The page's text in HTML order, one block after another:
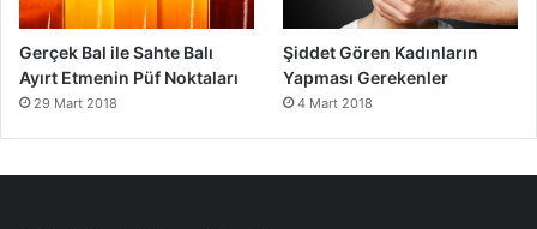
Gerçek Bal ile Sahte Balı
Ayırt Etmenin Püf Noktaları
29 Mart 2018
Şiddet Gören Kadınların
Yapması Gerekenler
4 Mart 2018